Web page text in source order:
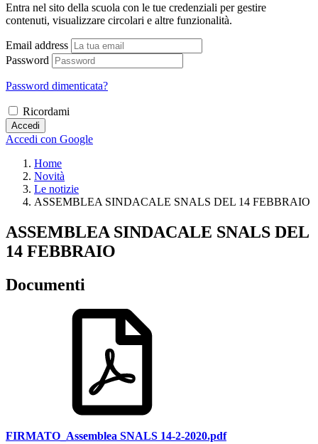
Entra nel sito della scuola con le tue credenziali per gestire
contenuti, visualizzare circolari e altre funzionalità.
Email address
Password
Password dimenticata?
Ricordami
Accedi
Accedi con Google
Home
Novità
Le notizie
ASSEMBLEA SINDACALE SNALS DEL 14 FEBBRAIO
ASSEMBLEA SINDACALE SNALS DEL
14 FEBBRAIO
Documenti
FIRMATO_Assemblea SNALS 14-2-2020.pdf